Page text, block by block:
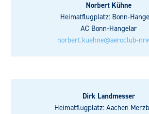
Norbert Kühne
Heimatflugplatz: Bonn-
AC Bonn-Hangelar
norbert.kuehne@aeroclub-
Dirk Landmesser
Heimatflugplatz: Aachen